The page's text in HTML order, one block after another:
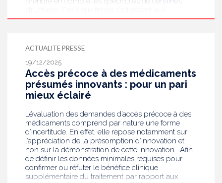
organismes d’évaluation et aux ESSMS.
ACTUALITE PRESSE
19/12/2025
Accès précoce à des médicaments
présumés innovants : pour un pari
mieux éclairé
L’évaluation des demandes d’accès précoce à des
médicaments comprend par nature une forme
d’incertitude. En effet, elle repose notamment sur
l’appréciation de la présomption d’innovation et
non sur la démonstration de cette innovation . Afin
de définir les données minimales requises pour
confirmer ou réfuter le bénéfice clinique
supplémentaire du traitement par rapport aux